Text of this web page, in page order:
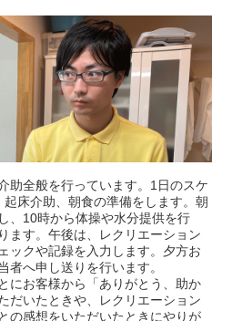
助全般を行っています。1日のスケ
床介助、朝食の準備をします。朝
、10時から体操や水分提供を行
ます。午後は、レクリエーション
ックや記録を入力します。夕方お
者へ申し送りを行います。
にお客様から「ありがとう、助か
だいたときや、レクリエーション
の感想をいただいたときにやりが